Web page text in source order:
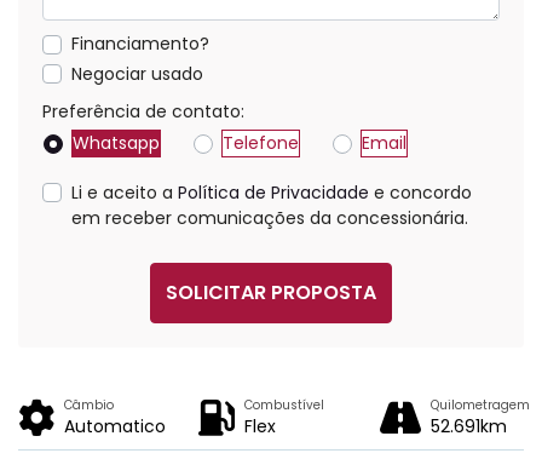
Financiamento?
Negociar usado
Preferência de contato:
Whatsapp
Telefone Email
Li e aceito a Política de Privacidade e concordo
em receber comunicações da concessionária.
SOLICITAR PROPOSTA
Câmbio
Automatico
Combustível
Flex
Quilometragem
52.691km